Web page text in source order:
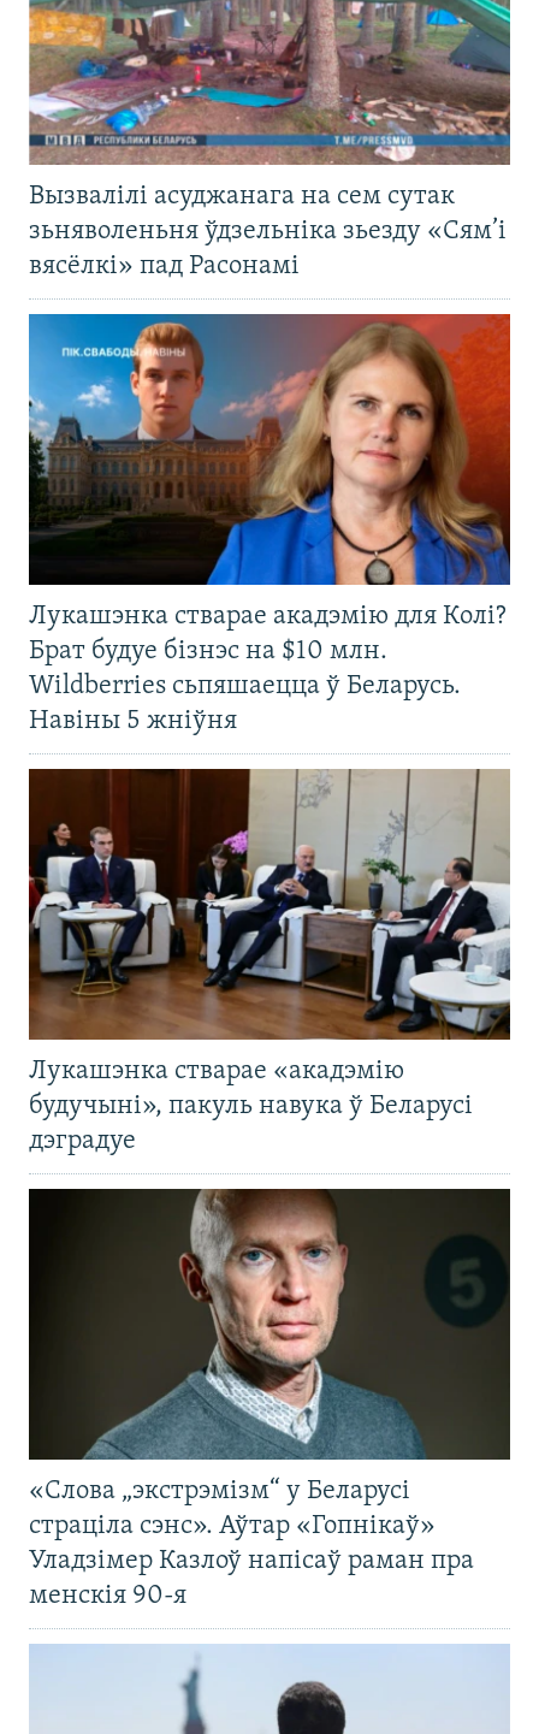
Вызвалілі асуджанага на сем сутак
зьняволеньня ўдзельніка зьезду «Сям’і
вясёлкі» пад Расонамі
Лукашэнка стварае акадэмію для Колі?
Брат будуе бізнэс на $10 млн.
Wildberries сьпяшаецца ў Беларусь.
Навіны 5 жніўня
Лукашэнка стварае «акадэмію
будучыні», пакуль навука ў Беларусі
дэградуе
«Слова „экстрэмізм“ у Беларусі
страціла сэнс». Аўтар «Гопнікаў»
Уладзімер Казлоў напісаў раман пра
менскія 90-я